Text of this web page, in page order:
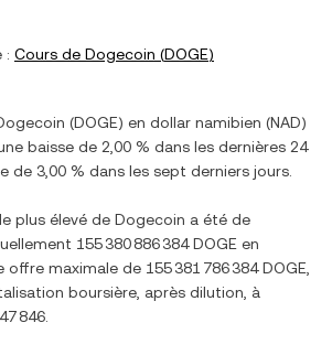
: Cours de Dogecoin (DOGE)
(DOGE) en dollar namibien (NAD)
baisse de 2,00 % dans les dernières 24
de 3,00 % dans les sept derniers jours.
plus élevé de Dogecoin a été de
155 380 886 384 DOGE en
offre maximale de 155 381 786 384 DOGE
boursière, après dilution, à
846